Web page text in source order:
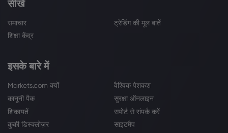
सीखें
समाचार
ट्रेडिंग की मूल बातें
शिक्षा केंद्र
इसके बारे में
Markets.com क्यों
वैश्विक पेशकश
कानूनी पैक
सुरक्षा ऑनलाइन
शिकायतें
सपोर्ट से संपर्क करें
कुकी डिस्क्लोज़र
साइटमैप